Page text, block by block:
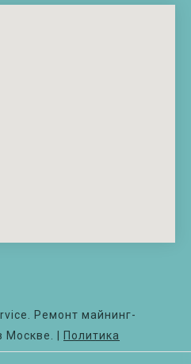
Ремонт майнинг-
Москве.
Политика
ремонта и гарантии